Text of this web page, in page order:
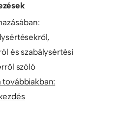
és szabálysértési
szóló
továbbiakban: